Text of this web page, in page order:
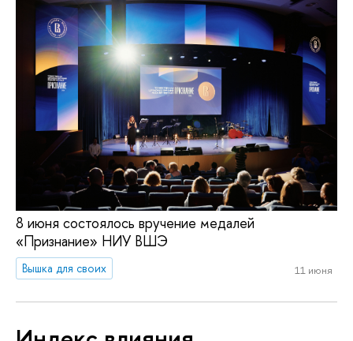
8 июня состоялось вручение медалей
«Признание» НИУ ВШЭ
Вышка для своих 11 июня